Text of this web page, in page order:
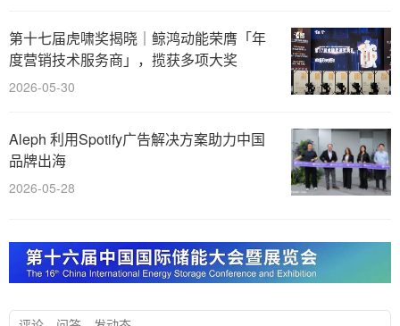
第十七届虎啸奖揭晓｜鲸鸿动能荣膺「年
度营销技术服务商」，揽获多项大奖
2026-05-30
Aleph 利用Spotify广告解决方案助力中国
品牌出海
2026-05-28